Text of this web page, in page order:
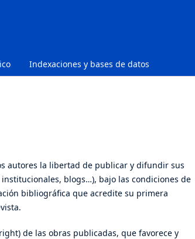
Indexaciones y bases de datos
autores la libertad de publicar y difundir sus
blogs…), bajo las condiciones de
bibliográfica que acredite su primera
de las obras publicadas, que favorece y